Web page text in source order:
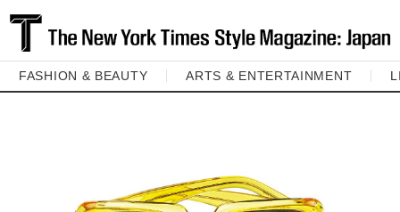
FASHION & BEAUTY ARTS & ENTERTAINMENT